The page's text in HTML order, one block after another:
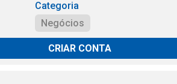
Categoria
Negócios
CRIAR CONTA